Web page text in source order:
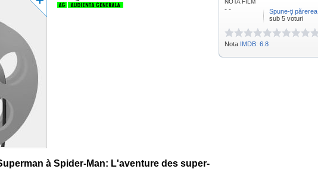
à Spider-Man: L'aventure des super-
NOTA FILM
- -
Spune-ţi părerea
sub 5 voturi
Nota IMDB: 6.8